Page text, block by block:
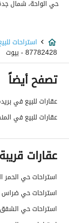
تفاصيل اضافية
عمر العقار
عرض الشارع
رقم المخطط
رقم صك الملكية
حدود واطوال العقار
الضمانات والمدة
قنوات الاعلان
هل يوجد اي
حي الواحة، شمال
استراحات
87782428 - بيوت
تصفح أيضاً
عقارات للبيع في
عقارات للبيع في
عقارات
استراحات حي الحمر
استراحات حي ضراس
استراحات حي الشفق